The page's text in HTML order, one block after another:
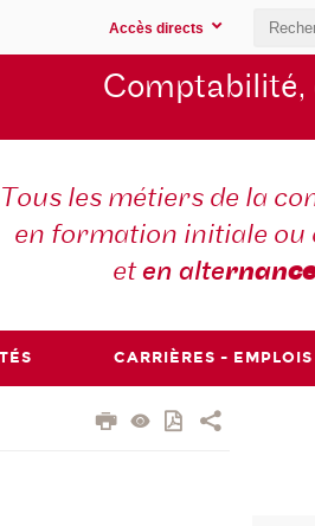
Accès directs
Comptabilité,
Tous les métiers de la
en formation initiale ou
eten alternan
CARRIÈRES - EMPLOIS